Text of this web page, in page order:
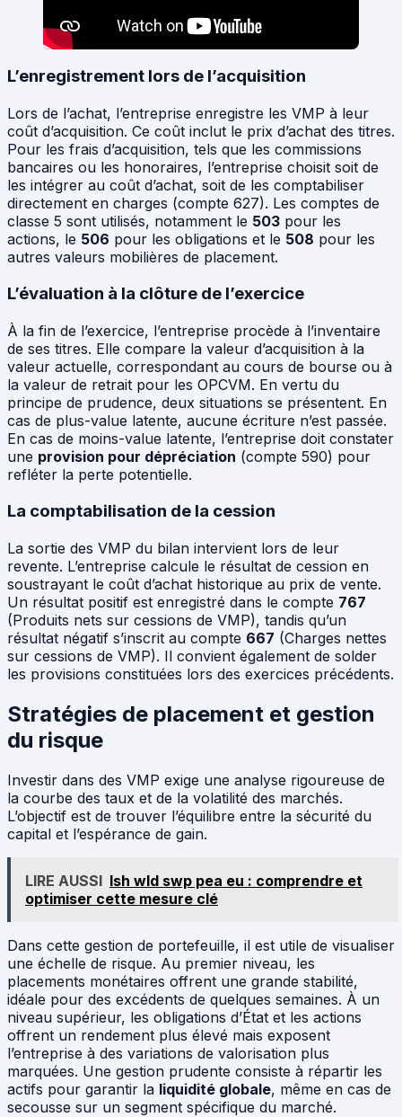
L’enregistrement lors de l’acquisition
Lors de l’achat, l’entreprise enregistre les VMP à leur
coût d’acquisition. Ce coût inclut le prix d’achat des titres.
Pour les frais d’acquisition, tels que les commissions
bancaires ou les honoraires, l’entreprise choisit soit de
les intégrer au coût d’achat, soit de les comptabiliser
directement en charges (compte 627). Les comptes de
classe 5 sont utilisés, notamment le 503 pour les
actions, le 506 pour les obligations et le 508 pour les
autres valeurs mobilières de placement.
L’évaluation à la clôture de l’exercice
À la fin de l’exercice, l’entreprise procède à l’inventaire
de ses titres. Elle compare la valeur d’acquisition à la
valeur actuelle, correspondant au cours de bourse ou à
la valeur de retrait pour les OPCVM. En vertu du
principe de prudence, deux situations se présentent. En
cas de plus-value latente, aucune écriture n’est passée.
En cas de moins-value latente, l’entreprise doit constater
une provision pour dépréciation (compte 590) pour
refléter la perte potentielle.
La comptabilisation de la cession
La sortie des VMP du bilan intervient lors de leur
revente. L’entreprise calcule le résultat de cession en
soustrayant le coût d’achat historique au prix de vente.
Un résultat positif est enregistré dans le compte 767
(Produits nets sur cessions de VMP), tandis qu’un
résultat négatif s’inscrit au compte 667 (Charges nettes
sur cessions de VMP). Il convient également de solder
les provisions constituées lors des exercices précédents.
Stratégies de placement et gestion
du risque
Investir dans des VMP exige une analyse rigoureuse de
la courbe des taux et de la volatilité des marchés.
L’objectif est de trouver l’équilibre entre la sécurité du
capital et l’espérance de gain.
LIRE AUSSI Ish wld swp pea eu : comprendre et
optimiser cette mesure clé
Dans cette gestion de portefeuille, il est utile de visualiser
une échelle de risque. Au premier niveau, les
placements monétaires offrent une grande stabilité,
idéale pour des excédents de quelques semaines. À un
niveau supérieur, les obligations d’État et les actions
offrent un rendement plus élevé mais exposent
l’entreprise à des variations de valorisation plus
marquées. Une gestion prudente consiste à répartir les
actifs pour garantir la liquidité globale, même en cas de
secousse sur un segment spécifique du marché.